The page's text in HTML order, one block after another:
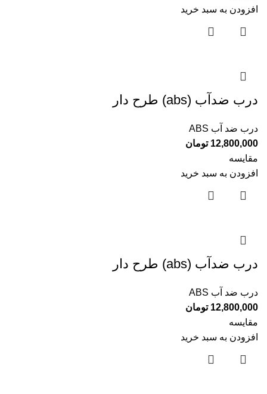
افزودن به سبد خرید
درب ضدآب (abs) طرح دار
درب ضد آب ABS
12,800,000 تومان
مقایسه
افزودن به سبد خرید
درب ضدآب (abs) طرح دار
درب ضد آب ABS
12,800,000 تومان
مقایسه
افزودن به سبد خرید